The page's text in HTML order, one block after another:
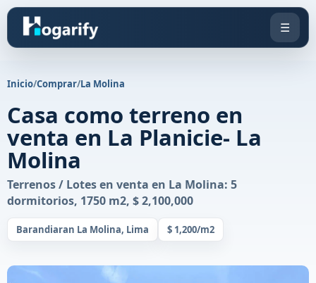
☰
Inicio/Comprar/La Molina
Casa como terreno en
venta en La Planicie- La
Molina
Terrenos / Lotes en venta en La Molina: 5
dormitorios, 1750 m2, $ 2,100,000
Barandiaran La Molina, Lima $ 1,200/m2